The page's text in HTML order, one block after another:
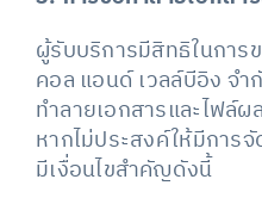
ผู้รับบริการมีสิทธิในการ
คอล แอนด์ เวลล์บีอิง จำ
ทำลายเอกสารและไฟล์
หากไม่ประสงค์ให้มีการ
มีเงื่อนไขสำคัญดังนี้